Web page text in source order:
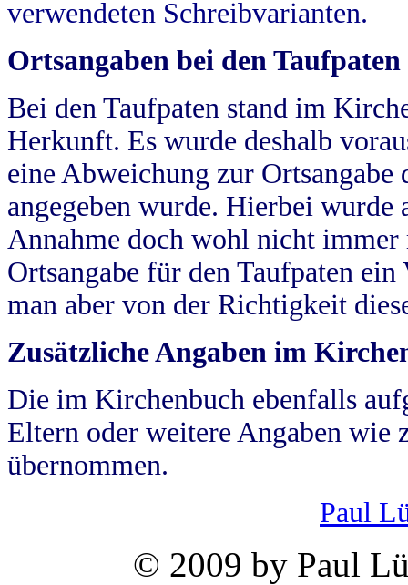
verwendeten Schreibvarianten.
Ortsangaben bei den Taufpaten
Bei den Taufpaten stand im
Herkunft. Es wurde deshalb
eine Abweichung zur
angegeben wurde. Hierbei wurde
Annahme doch wohl nicht
Ortsangabe für den Taufpaten
man aber von der Richtigkeit
Zusätzliche Angaben im
Die im Kirchenbuch ebenfalls
Eltern oder weitere Angaben wie
übernommen.
Paul
© 2009 by Paul